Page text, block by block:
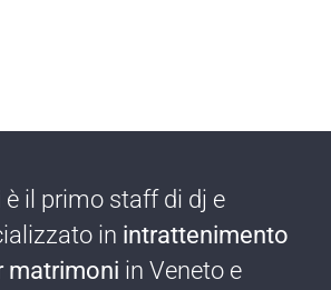
è il primo staff di dj e
in intrattenimento
matrimoni in Veneto e